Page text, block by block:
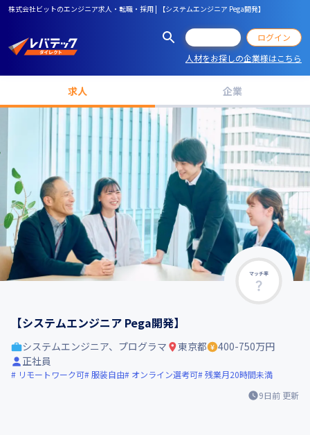
株式会社ビットのエンジニア求人・転職・採用 | 【システムエンジニア Pega開発】
ログイン
人材をお探しの企業様はこちら
求人 企業
マッチ率
【システムエンジニア Pega開発】
9日前 更新
システムエンジニア、プログラマ 東京都
400-750万円
正社員
リモートワーク可 服装自由 オンライン選考可 残業月20時間未満